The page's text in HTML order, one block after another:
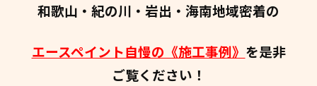
和歌山・紀の川・岩出・海南地域密着の
エースペイント自慢の《施工事例》 を是非
ご覧ください！